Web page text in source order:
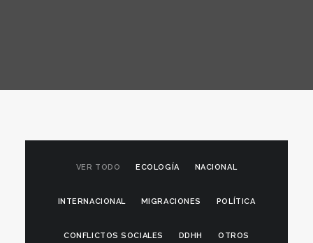
VER TODO ECOLOGÍA NACIONAL
INTERNACIONAL MIGRACIONES POLÍTICA
CONFLICTOS SOCIALES DDHH OTROS